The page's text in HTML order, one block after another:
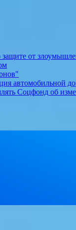
от
автомобильной
Соцфонд об